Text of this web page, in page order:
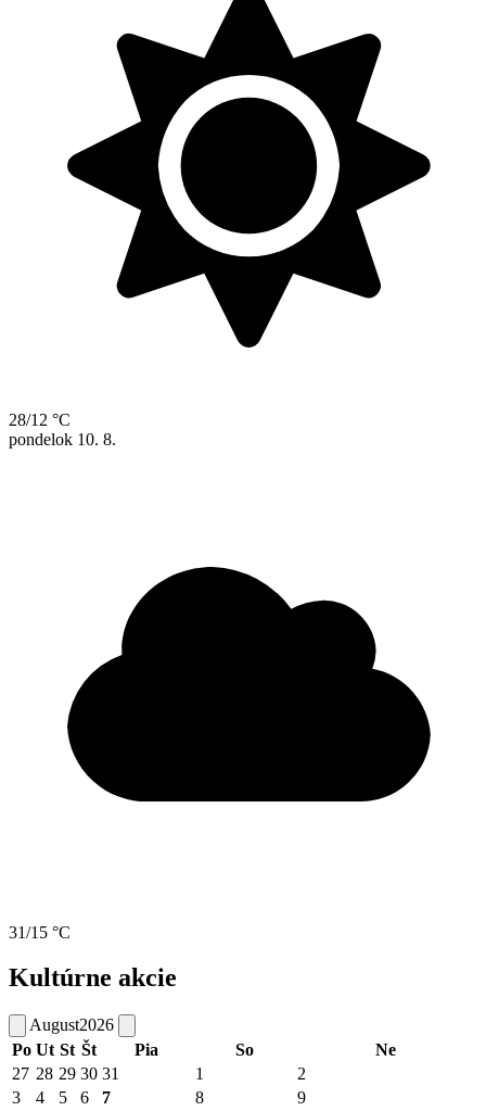
28/12 °C
pondelok 10. 8.
31/15 °C
Kultúrne akcie
August2026
Po Ut St Št Pia So
Ne
27 28 29 30 31 1
2
3
4 5 6 7 8
9